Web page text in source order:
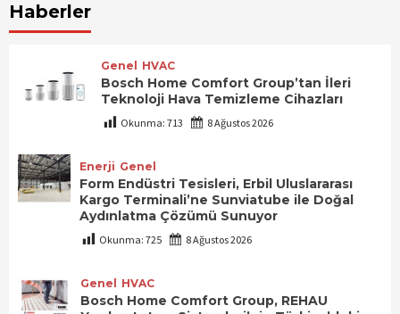
Haberler
Genel HVAC
Bosch Home Comfort Group’tan İleri
Teknoloji Hava Temizleme Cihazları
Okunma: 713 8 Ağustos 2026
Enerji Genel
Form Endüstri Tesisleri, Erbil Uluslararası
Kargo Terminali’ne Sunviatube ile Doğal
Aydınlatma Çözümü Sunuyor
Okunma: 725 8 Ağustos 2026
Genel HVAC
Bosch Home Comfort Group, REHAU